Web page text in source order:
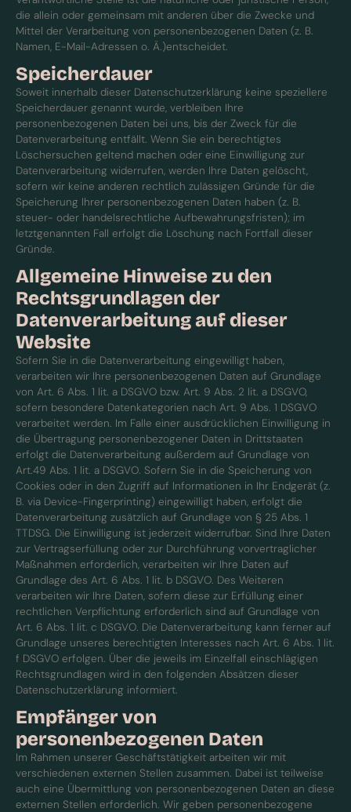
die allein oder gemeinsam mit anderen über die Zwecke und
Mittel der Verarbeitung von personenbezogenen Daten (z. B.
Namen, E-Mail-Adressen o. Ä.)entscheidet.
Speicherdauer
Soweit innerhalb dieser Datenschutzerklärung keine speziellere
Speicherdauer genannt wurde, verbleiben Ihre
personenbezogenen Daten bei uns, bis der Zweck für die
Datenverarbeitung entfällt. Wenn Sie ein berechtigtes
Löschersuchen geltend machen oder eine Einwilligung zur
Datenverarbeitung widerrufen, werden Ihre Daten gelöscht,
sofern wir keine anderen rechtlich zulässigen Gründe für die
Speicherung Ihrer personenbezogenen Daten haben (z. B.
steuer- oder handelsrechtliche Aufbewahrungsfristen); im
letztgenannten Fall erfolgt die Löschung nach Fortfall dieser
Gründe.
Allgemeine Hinweise zu den
Rechtsgrundlagen der
Datenverarbeitung auf dieser
Website
Sofern Sie in die Datenverarbeitung eingewilligt haben,
verarbeiten wir Ihre personenbezogenen Daten auf Grundlage
von Art. 6 Abs. 1 lit. a DSGVO bzw. Art. 9 Abs. 2 lit. a DSGVO,
sofern besondere Datenkategorien nach Art. 9 Abs. 1 DSGVO
verarbeitet werden. Im Falle einer ausdrücklichen Einwilligung in
die Übertragung personenbezogener Daten in Drittstaaten
erfolgt die Datenverarbeitung außerdem auf Grundlage von
Art.49 Abs. 1 lit. a DSGVO. Sofern Sie in die Speicherung von
Cookies oder in den Zugriff auf Informationen in Ihr Endgerät (z.
B. via Device-Fingerprinting) eingewilligt haben, erfolgt die
Datenverarbeitung zusätzlich auf Grundlage von § 25 Abs. 1
TTDSG. Die Einwilligung ist jederzeit widerrufbar. Sind Ihre Daten
zur Vertragserfüllung oder zur Durchführung vorvertraglicher
Maßnahmen erforderlich, verarbeiten wir Ihre Daten auf
Grundlage des Art. 6 Abs. 1 lit. b DSGVO. Des Weiteren
verarbeiten wir Ihre Daten, sofern diese zur Erfüllung einer
rechtlichen Verpflichtung erforderlich sind auf Grundlage von
Art. 6 Abs. 1 lit. c DSGVO. Die Datenverarbeitung kann ferner auf
Grundlage unseres berechtigten Interesses nach Art. 6 Abs. 1 lit.
f DSGVO erfolgen. Über die jeweils im Einzelfall einschlägigen
Rechtsgrundlagen wird in den folgenden Absätzen dieser
Datenschutzerklärung informiert.
Empfänger von
personenbezogenen Daten
Im Rahmen unserer Geschäftstätigkeit arbeiten wir mit
verschiedenen externen Stellen zusammen. Dabei ist teilweise
auch eine Übermittlung von personenbezogenen Daten an diese
externen Stellen erforderlich. Wir geben personenbezogene